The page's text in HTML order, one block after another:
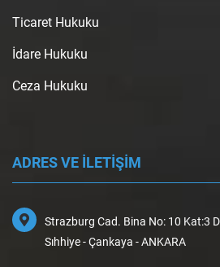
Ticaret Hukuku
İdare Hukuku
Ceza Hukuku
ADRES VE İLETİŞİM
Strazburg Cad. Bina No: 10 Kat:3
Sıhhiye - Çankaya - ANKARA